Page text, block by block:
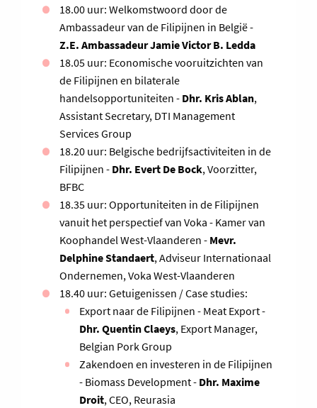
18.00 uur: Welkomstwoord door de
Ambassadeur van de Filipijnen in België -
Z.E. Ambassadeur Jamie Victor B. Ledda
18.05 uur: Economische vooruitzichten van
de Filipijnen en bilaterale
handelsopportuniteiten - Dhr. Kris Ablan,
Assistant Secretary, DTI Management
Services Group
18.20 uur: Belgische bedrijfsactiviteiten in de
Filipijnen - Dhr. Evert De Bock, Voorzitter,
BFBC
18.35 uur: Opportuniteiten in de Filipijnen
vanuit het perspectief van Voka - Kamer van
Koophandel West-Vlaanderen - Mevr.
Delphine Standaert, Adviseur Internationaal
Ondernemen, Voka West-Vlaanderen
18.40 uur: Getuigenissen / Case studies:
Export naar de Filipijnen - Meat Export -
Dhr. Quentin Claeys, Export Manager,
Belgian Pork Group
Zakendoen en investeren in de Filipijnen
- Biomass Development - Dhr. Maxime
Droit, CEO, Reurasia